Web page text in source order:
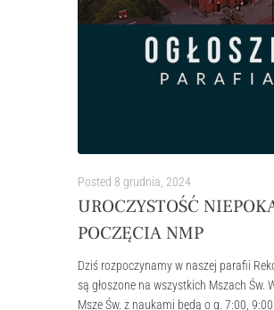
Posted 8 grudnia, 2024
UROCZYSTOŚĆ
POCZĘCIA NMP
Dziś rozpoczynamy w naszej parafii
są głoszone na wszystkich Mszach Św.
Msze Św. z naukami będą o g. 7:00,